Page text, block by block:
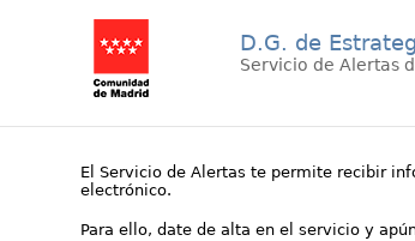
D.G. de
Servicio de Alertas
El Servicio de Alertas te permite recibir
electrónico.
Para ello, date de alta en el servicio y